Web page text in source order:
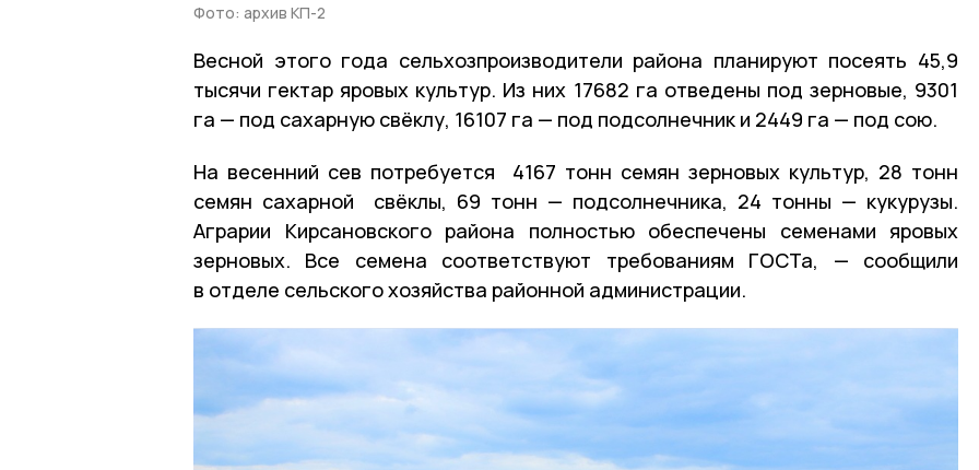
Фото: архив КП-2
Весной этого года сельхозпроизводители района планируют посеять 45,9
тысячи гектар яровых культур. Из них 17682 га отведены под зерновые, 9301
га — под сахарную свёклу, 16107 га — под подсолнечник и 2449 га — под сою.
На весенний сев потребуется 4167 тонн семян зерновых культур, 28 тонн
семян сахарной свёклы, 69 тонн — подсолнечника, 24 тонны — кукурузы.
Аграрии Кирсановского района полностью обеспечены семенами яровых
зерновых. Все семена соответствуют требованиям ГОСТа, — сообщили
в отделе сельского хозяйства районной администрации.